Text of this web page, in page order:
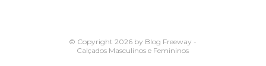
© Copyright 2026 by Blog Freeway -
Calçados Masculinos e Femininos